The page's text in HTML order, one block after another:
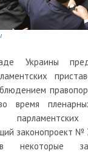
Украины
время
законопроект №
некоторые